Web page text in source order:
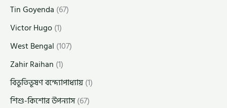
Tin Goyenda (67)
Victor Hugo(1)
West Bengal (107)
Zahir Raihan (1)
বিভূতিভূষণ বন্দ্যোপাধ্যায়(1)
শিশু-কিশোর উপন্যাস(67)